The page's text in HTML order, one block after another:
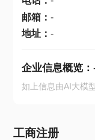
邮箱： -
地址： -
企业信息概览：
如上信息由AI大模
工商注册